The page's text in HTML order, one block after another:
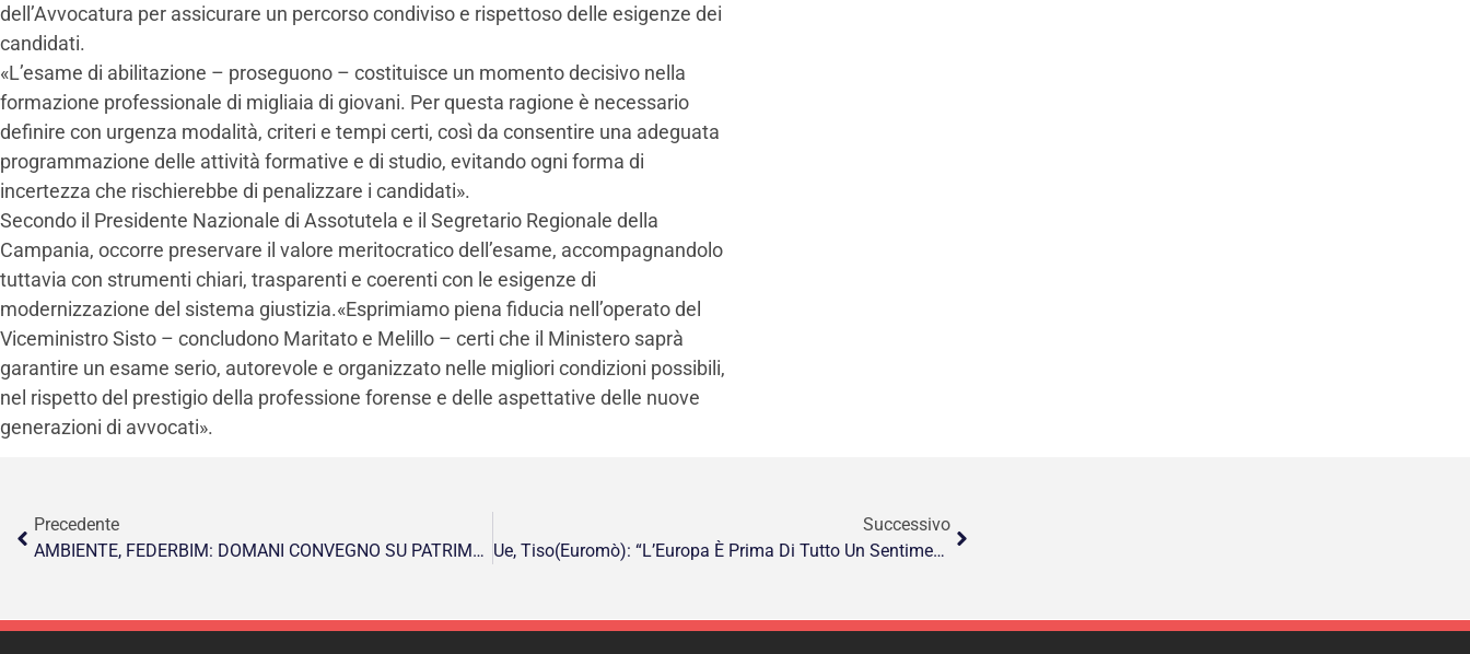
dell’Avvocatura per assicurare un percorso condiviso e rispettoso delle esigenze dei
candidati.
«L’esame di abilitazione – proseguono – costituisce un momento decisivo nella
formazione professionale di migliaia di giovani. Per questa ragione è necessario
definire con urgenza modalità, criteri e tempi certi, così da consentire una adeguata
programmazione delle attività formative e di studio, evitando ogni forma di
incertezza che rischierebbe di penalizzare i candidati».
Secondo il Presidente Nazionale di Assotutela e il Segretario Regionale della
Campania, occorre preservare il valore meritocratico dell’esame, accompagnandolo
tuttavia con strumenti chiari, trasparenti e coerenti con le esigenze di
modernizzazione del sistema giustizia.«Esprimiamo piena fiducia nell’operato del
Viceministro Sisto – concludono Maritato e Melillo – certi che il Ministero saprà
garantire un esame serio, autorevole e organizzato nelle migliori condizioni possibili,
nel rispetto del prestigio della professione forense e delle aspettative delle nuove
generazioni di avvocati».
Precedente
AMBIENTE, FEDERBIM: DOMANI CONVEGNO SU PATRIMONIO FORESTALE ITALIANO
Successivo
Ue, Tiso(Euromò): “L’Europa È Prima Di Tutto Un Sentimento”